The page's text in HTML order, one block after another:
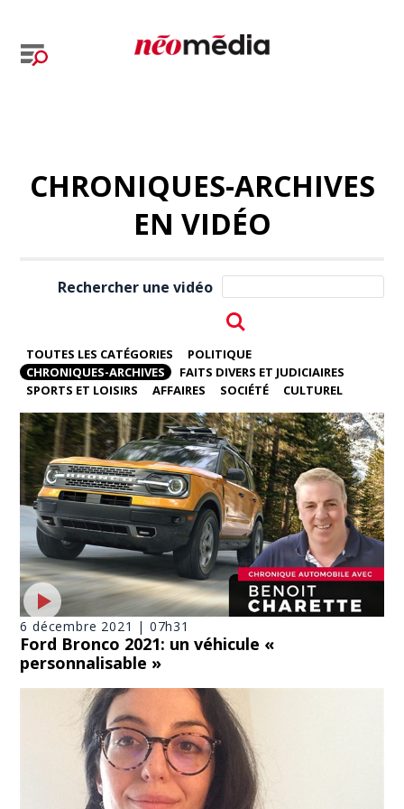
CHRONIQUES-ARCHIVES
EN VIDÉO
Rechercher une vidéo
TOUTES LES CATÉGORIES
POLITIQUE
CHRONIQUES-ARCHIVES
FAITS DIVERS ET JUDICIAIRES
SPORTS ET LOISIRS
AFFAIRES SOCIÉTÉ CULTUREL
6 décembre 2021 | 07h31
Ford Bronco 2021: un véhicule «
personnalisable »